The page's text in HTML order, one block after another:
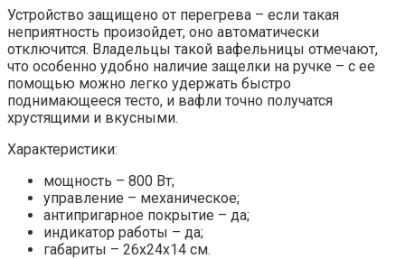
Устройство защищено от перегрева – если такая
неприятность произойдет, оно автоматически
отключится. Владельцы такой вафельницы отмечают,
что особенно удобно наличие защелки на ручке – с ее
помощью можно легко удержать быстро
поднимающееся тесто, и вафли точно получатся
хрустящими и вкусными.
Характеристики:
мощность – 800 Вт;
управление – механическое;
антипригарное покрытие – да;
индикатор работы – да;
габариты – 26x24x14 см.